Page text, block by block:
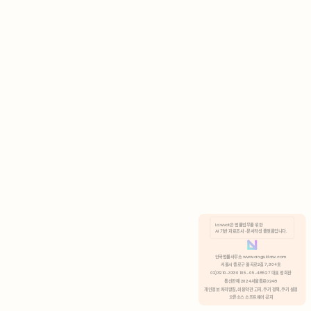
분석 쿠키 허용
Lawvot은 법률업무를 위한
AI 기반 자료조사 · 문서작성 플랫폼입니다.
안국법률사무소 www.anguklaw.com
서울시 종로구 율곡로2길 7, 304호
02)3210-3330 105-05-48527 대표 정희찬
통신판매 2024서울종로0248
개인정보 처리방침, 이용약관 고지, 쿠키 정책, 쿠키 설정
오픈소스 소프트웨어 공지